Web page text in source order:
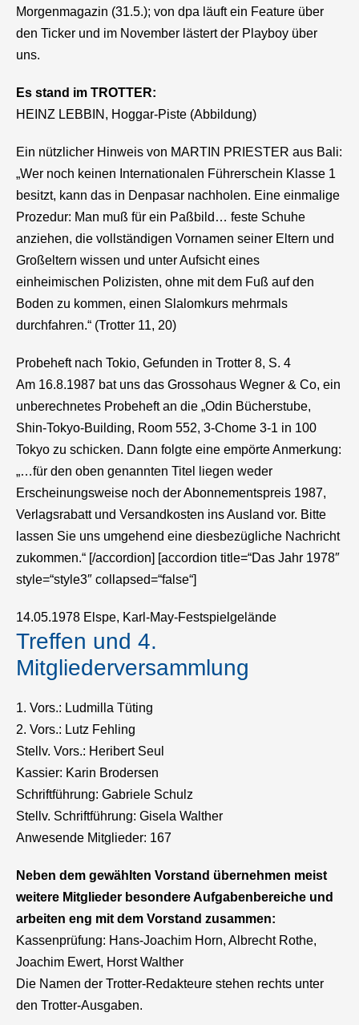
Morgenmagazin (31.5.); von dpa läuft ein Feature über
den Ticker und im November lästert der Playboy über
uns.
Es stand im TROTTER:
HEINZ LEBBIN, Hoggar-Piste (Abbildung)
Ein nützlicher Hinweis von MARTIN PRIESTER aus Bali:
„Wer noch keinen Internationalen Führerschein Klasse 1
besitzt, kann das in Denpasar nachholen. Eine einmalige
Prozedur: Man muß für ein Paßbild… feste Schuhe
anziehen, die vollständigen Vornamen seiner Eltern und
Großeltern wissen und unter Aufsicht eines
einheimischen Polizisten, ohne mit dem Fuß auf den
Boden zu kommen, einen Slalomkurs mehrmals
durchfahren.“ (Trotter 11, 20)
Probeheft nach Tokio, Gefunden in Trotter 8, S. 4
Am 16.8.1987 bat uns das Grossohaus Wegner & Co, ein
unberechnetes Probeheft an die „Odin Bücherstube,
Shin-Tokyo-Building, Room 552, 3-Chome 3-1 in 100
Tokyo zu schicken. Dann folgte eine empörte Anmerkung:
„…für den oben genannten Titel liegen weder
Erscheinungsweise noch der Abonnementspreis 1987,
Verlagsrabatt und Versandkosten ins Ausland vor. Bitte
lassen Sie uns umgehend eine diesbezügliche Nachricht
zukommen.“ [/accordion] [accordion title=“Das Jahr 1978″
style=“style3″ collapsed=“false“]
14.05.1978 Elspe, Karl-May-Festspielgelände
Treffen und 4.
Mitgliederversammlung
1. Vors.: Ludmilla Tüting
2. Vors.: Lutz Fehling
Stellv. Vors.: Heribert Seul
Kassier: Karin Brodersen
Schriftführung: Gabriele Schulz
Stellv. Schriftführung: Gisela Walther
Anwesende Mitglieder: 167
Neben dem gewählten Vorstand übernehmen meist
weitere Mitglieder besondere Aufgabenbereiche und
arbeiten eng mit dem Vorstand zusammen:
Kassenprüfung: Hans-Joachim Horn, Albrecht Rothe,
Joachim Ewert, Horst Walther
Die Namen der Trotter-Redakteure stehen rechts unter
den Trotter-Ausgaben.